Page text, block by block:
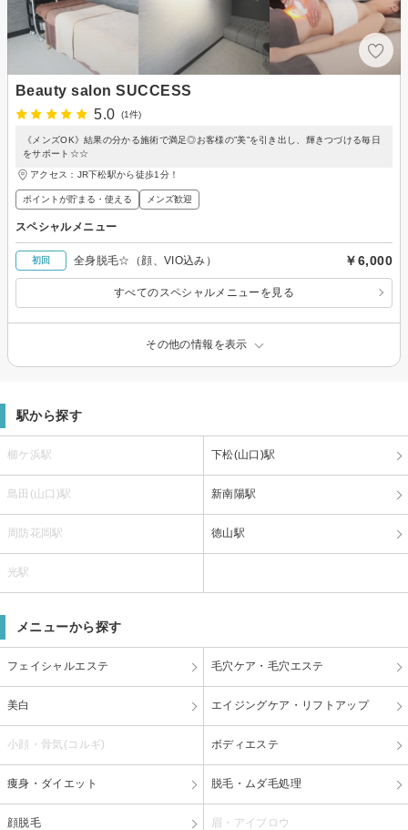
Beauty salon SUCCESS
5.0
(1件)
《メンズOK》結果の分かる施術で満足◎お客様の”美”を引き出し、輝きつづける毎日
をサポート☆☆
アクセス：JR下松駅から徒歩1分！
ポイントが貯まる・使える メンズ歓迎
スペシャルメニュー
初回 全身脱毛☆（顔、VIO込み） ￥6,000
すべてのスペシャルメニューを見る
その他の情報を表示
駅から探す
櫛ケ浜駅 下松(山口)駅
島田(山口)駅 新南陽駅
周防花岡駅 徳山駅
光駅
メニューから探す
フェイシャルエステ 毛穴ケア・毛穴エステ
美白 エイジングケア・リフトアップ
小顔・骨気(コルギ) ボディエステ
痩身・ダイエット 脱毛・ムダ毛処理
顔脱毛 眉・アイブロウ